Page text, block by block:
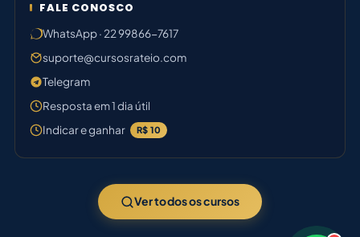
FALE CONOSCO
WhatsApp · 22 99866-7617
suporte@cursosrateio.com
Telegram
Resposta em 1 dia útil
Indicar e ganhar
R$ 10
Ver todos os cursos